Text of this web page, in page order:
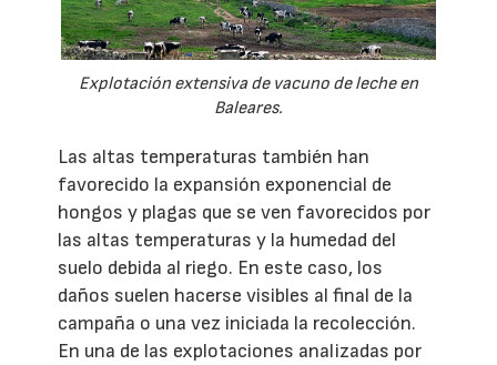
Explotación extensiva de vacuno de leche en
Baleares.
Las altas temperaturas también han
favorecido la expansión exponencial de
hongos y plagas que se ven favorecidos por
las altas temperaturas y la humedad del
suelo debida al riego. En este caso, los
daños suelen hacerse visibles al final de la
campaña o una vez iniciada la recolección.
En una de las explotaciones analizadas por